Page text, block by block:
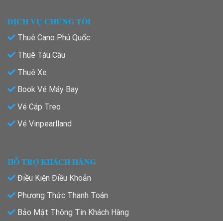
DỊCH VỤ CHÚNG TÔI
Thuê Cano Phú Quốc
Thuê Tàu Câu
Thuê Xe
Book Vé Máy Bay
Vé Cáp Treo
Vé Vinpearlland
HỖ TRỢ KHÁCH HÀNG
Điều Kiện Điều Khoản
Phương Thức Thanh Toán
Bảo Mật Thông Tin Khách Hàng